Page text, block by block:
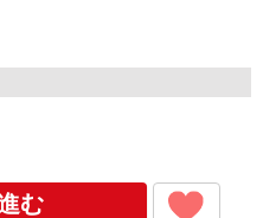
む